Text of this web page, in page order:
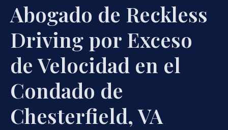
Abogado de Reckless
Driving por Exceso
de Velocidad en el
Condado de
Chesterfield, VA